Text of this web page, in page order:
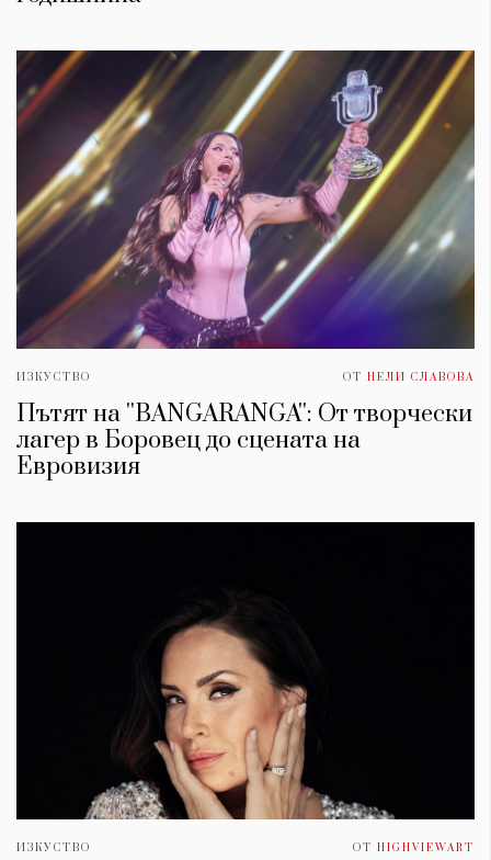
ИЗКУСТВО ОТ НЕЛИ СЛАВОВА
Пътят на ''BANGARANGA'': От творчески
лагер в Боровец до сцената на
Евровизия
ИЗКУСТВО ОТ HIGHVIEWART